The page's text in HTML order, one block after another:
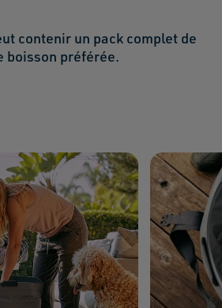
contenir un pack complet de
boisson préférée.